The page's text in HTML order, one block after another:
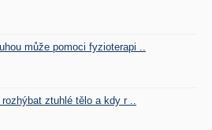
může pomoci fyzioterapi ..
ztuhlé tělo a kdy r ..